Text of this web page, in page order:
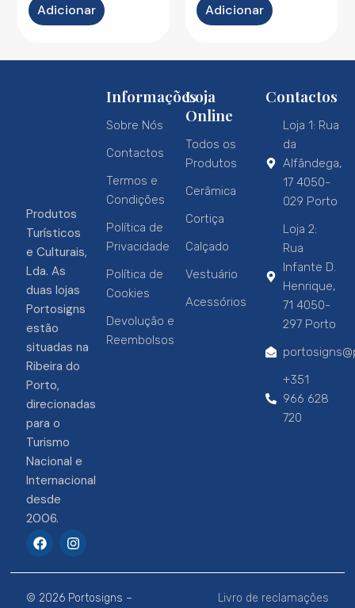
Adicionar Adicionar
Produtos
Turísticos
e Culturais,
Lda. As
duas lojas
Portosigns
estão
situadas na
Ribeira do
Porto,
direcionadas
para o
Turismo
Nacional e
Internacional
desde
2006.
F
a
e
b
o
I
n
t
a
g
Informações
Sobre Nós
Contactos
Termos e
Condições
Política de
Privacidade
Política de
Cookies
Devolução e
Reembolsos
Loja
Online
Todos os
Produtos
Cerâmica
Cortiça
Calçado
Vestuário
Acessórios
Contactos
Loja 1: Rua
da
Alfândega,
17 4050-
029 Porto
Loja 2:
Rua
Infante D.
Henrique,
71 4050-
297 Porto
+351
966 628
720
© 2026 Portosigns –
Livro de reclamações